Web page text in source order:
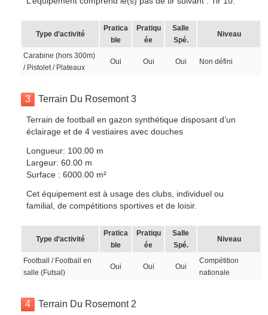
Type d’activité
Pratica
ble
Pratiqu
ée
Salle
Spé.
Niveau
Carabine (hors 300m)
/ Pistolet / Plateaux
Oui Oui Oui Non défini
3 Terrain Du Rosemont 3
Terrain de football en gazon synthétique disposant d’un
éclairage et de 4 vestiaires avec douches
Longueur: 100.00 m
Largeur: 60.00 m
Surface : 6000.00 m²
Cet équipement est à usage des clubs, individuel ou
familial, de compétitions sportives et de loisir.
Type d’activité
Pratica
ble
Pratiqu
ée
Salle
Spé.
Niveau
Football / Football en
salle (Futsal)
Oui Oui Oui
Compétition
nationale
4 Terrain Du Rosemont 2